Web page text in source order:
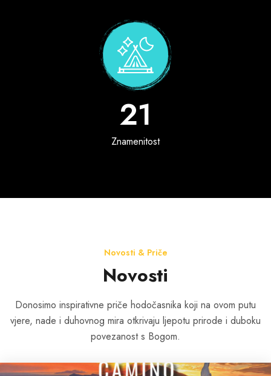
21
Znamenitost
Novosti & Priče
Novosti
Donosimo inspirativne priče hodočasnika koji na ovom putu
vjere, nade i duhovnog mira otkrivaju ljepotu prirode i duboku
povezanost s Bogom.